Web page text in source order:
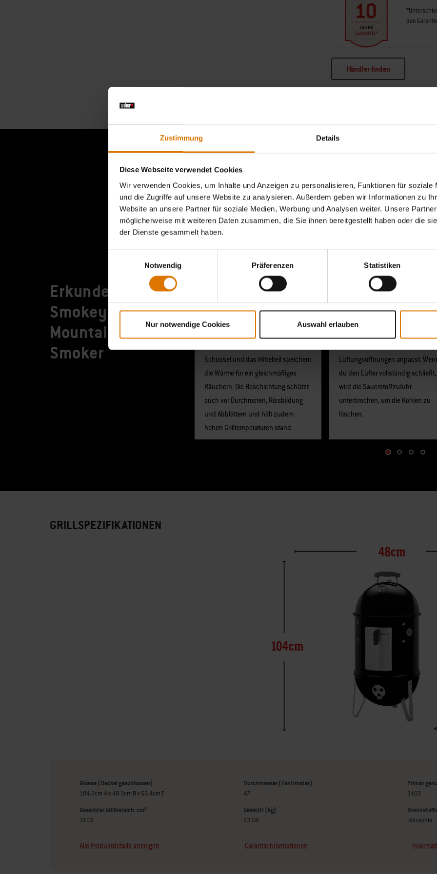
Zustimmung Details
Diese Webseite verwendet Cookies
Wir verwenden Cookies, um Inhalte und Anzeigen zu personalisieren, Funktionen für soziale
und die Zugriffe auf unsere Website zu analysieren. Außerdem geben wir Informationen zu
Website an unsere Partner für soziale Medien, Werbung und Analysen weiter. Unsere
möglicherweise mit weiteren Daten zusammen, die Sie ihnen bereitgestellt haben oder die
der Dienste gesammelt haben.
Notwendig
Präferenzen Statistiken
Nur notwendige Cookies Auswahl erlauben
den
Händler finden
Erkunde den
Smokey
Mountain Cooker
Smoker
Dies ist ein Bannerkarussell für die Produktliste. Verwende die Tasten Weiter und
Hervorragende
Schüssel und das Mittelteil speichern
die Wärme für ein gleichmäßiges
Räuchern. Die Beschichtung schützt
auch vor Durchrosten, Rissbildung
und Abblättern und hält zudem
hohen Grilltemperaturen stand.
Präzise Hitzeregelung
Lüftungsöffnungen anpasst.
du den Lüfter vollständig schließt,
wird die Sauerstoffzufuhr
unterbrochen, um die Kohlen zu
löschen.
GRILLSPEZIFIKATIONEN
Grösse (Deckel geschlossen)
104.2cm H x 48.3cm B x 53.4cm T
Durchmesser (Zentimeter)
47
Primär
3103
Gesamter Grillbereich: cm²
3103
Gewicht (kg)
23.58
Holzkohle
Alle Produktdetails anzeigen Garantieinformationen